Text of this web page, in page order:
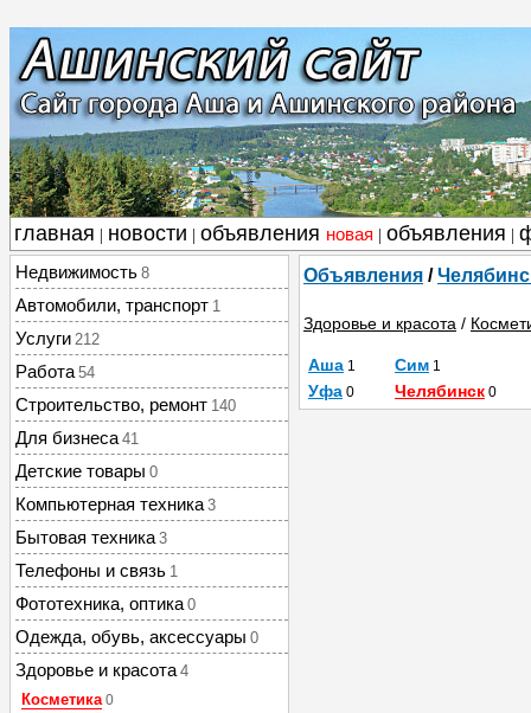
главная новости объявления новая объявления
Недвижимость 8
Автомобили, транспорт 1
Услуги 212
Работа 54
Строительство, ремонт 140
Для бизнеса 41
Детские товары 0
Компьютерная техника 3
Бытовая техника 3
Телефоны и связь 1
Фототехника, оптика 0
Одежда, обувь, аксессуары 0
Здоровье и красота 4
Косметика 0
Объявления /
Здоровье и красота /
Аша 1 Сим 1
Уфа 0 Челябинск 0